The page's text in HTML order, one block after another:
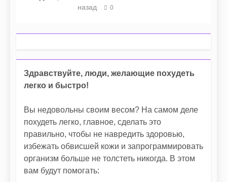
назад
0
Здравствуйте, люди, желающие похудеть
легко и быстро!
Вы недовольны своим весом? На самом деле
похудеть легко, главное, сделать это
правильно, чтобы не навредить здоровью,
избежать обвисшей кожи и запрограммировать
организм больше не толстеть никогда. В этом
вам будут помогать: